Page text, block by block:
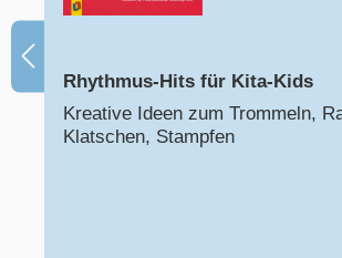
Rhythmus-Hits für Kita-Kids
Kreative Ideen zum Trommeln,
Klatschen, Stampfen